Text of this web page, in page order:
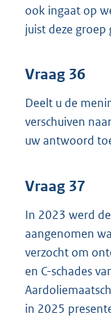
ook ingaat op
juist deze groep
Vraag 36
Deelt u de
verschuiven
uw antwoord
Vraag 37
In 2023 werd
aangenomen
verzocht om
en C-schades
in 2025